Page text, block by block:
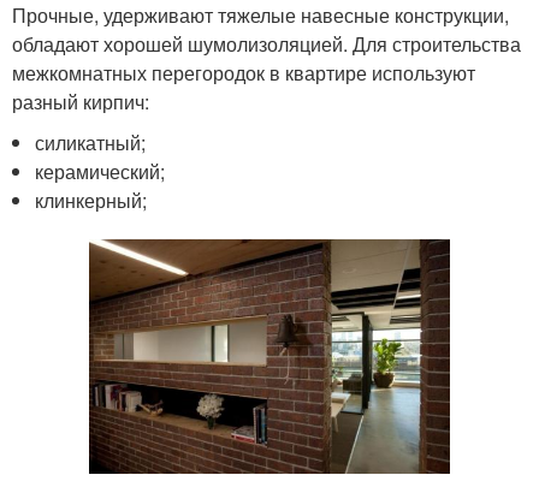
Прочные, удерживают тяжелые навесные конструкции,
обладают хорошей шумолизоляцией. Для строительства
межкомнатных перегородок в квартире используют
разный кирпич:
силикатный;
керамический;
клинкерный;